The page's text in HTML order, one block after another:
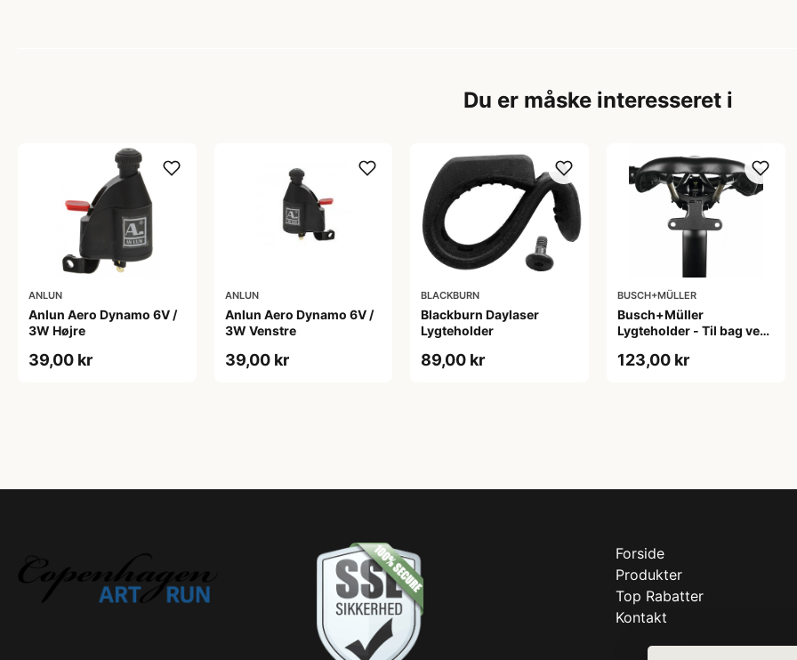
Du er måske interesseret i
ANLUN
Anlun Aero Dynamo 6V /
3W Højre
39,00 kr
ANLUN
Anlun Aero Dynamo 6V /
3W Venstre
39,00 kr
BLACKBURN
Blackburn Daylaser
Lygteholder
89,00 kr
BUSCH+MÜLLER
Busch+Müller
Lygteholder - Til bag ved
123,00 kr
Forside
Produkter
Top Rabatter
Kontakt